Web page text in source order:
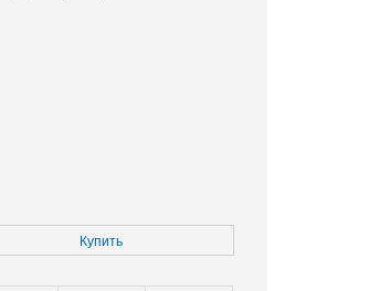
Купить